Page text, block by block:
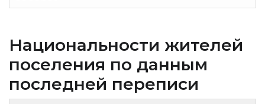
Национальности жителей
поселения по данным
последней переписи